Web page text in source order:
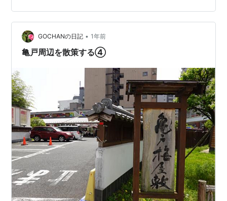
GOCHANの日記 • 1年前
亀戸周辺を散策する④